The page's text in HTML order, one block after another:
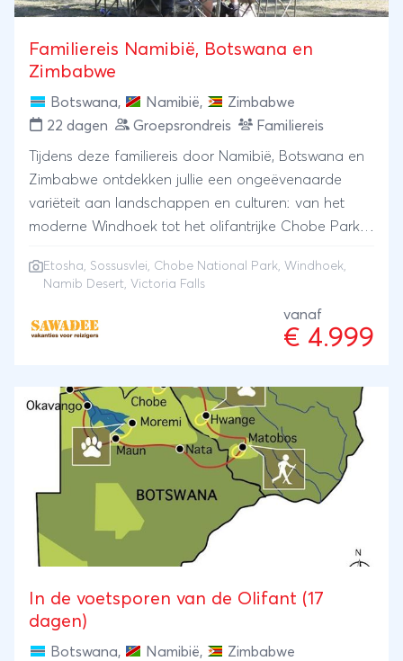
Familiereis Namibië, Botswana en
Zimbabwe
Botswana, Namibië,
Zimbabwe
22 dagen
Groepsrondreis Familiereis
Tijdens deze familiereis door Namibië, Botswana en
Zimbabwe ontdekken jullie een ongeëvenaarde
variëteit aan landschappen en culturen: van het
moderne Windhoek tot het olifantrijke Chobe Park
natuurgeweld van de Victoria watervallen. Ook de
wild spotten in Etosha Nationaal Park zullen indruk
maken. Een avontuur voor jong en oud!
Etosha, Sossusvlei, Chobe National Park, Windhoek,
Namib Desert, Victoria Falls
vanaf
€ 4.999
In de voetsporen van de Olifant (17
dagen)
Botswana, Namibië,
Zimbabwe